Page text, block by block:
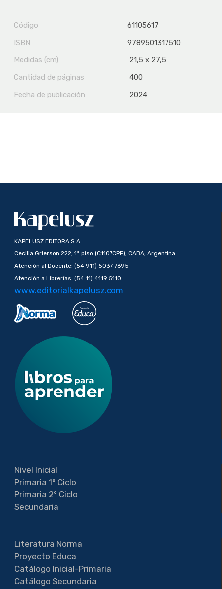
Código
61105617
ISBN
9789501317510
Medidas (cm)
21,5 x 27,5
Cantidad de páginas
400
Fecha de publicación
2024
KAPELUSZ EDITORA S.A.
Cecilia Grierson 222, 1° piso (C1107CPF), CABA, Argentina
Atención al Docente: (54 911) 5037 7695
Atención a Librerías: (54 11) 4119 5110
www.editorialkapelusz.com
Nivel Inicial
Primaria 1° Ciclo
Primaria 2° Ciclo
Secundaria
Literatura Norma
Proyecto Educa
Catálogo Inicial-Primaria
Catálogo Secundaria